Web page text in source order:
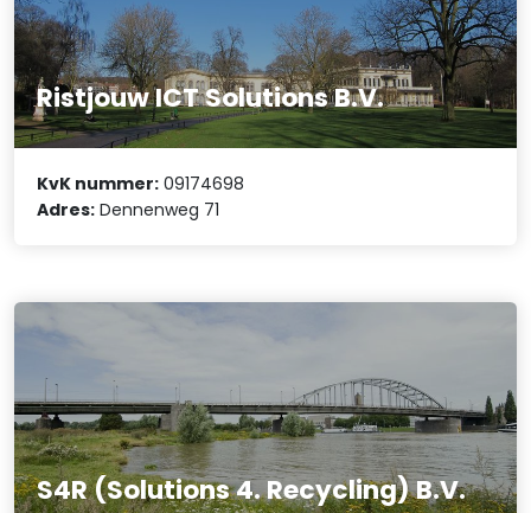
Ristjouw ICT Solutions B.V.
KvK nummer: 09174698
Adres: Dennenweg 71
S4R (Solutions 4. Recycling) B.V.